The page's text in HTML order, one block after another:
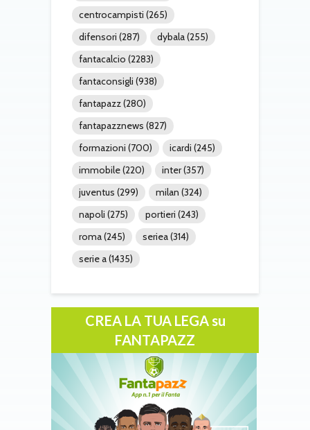
centrocampisti (265)
difensori (287) dybala(255)
fantacalcio (2283)
fantaconsigli (938)
fantapazz(280)
fantapazznews (827)
formazioni (700) icardi (245)
immobile(220) inter(357)
juventus (299) milan (324)
napoli (275) portieri (243)
roma(245) seriea(314)
serie a(1435)
CREA LA TUA LEGA su
FANTAPAZZ